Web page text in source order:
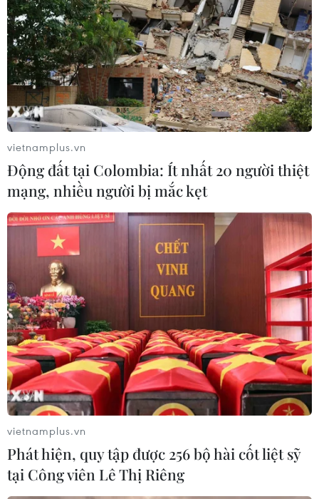
vietnamplus.vn
Động đất tại Colombia: Ít nhất 20 người thiệt
mạng, nhiều người bị mắc kẹt
vietnamplus.vn
Phát hiện, quy tập được 256 bộ hài cốt liệt sỹ
tại Công viên Lê Thị Riêng